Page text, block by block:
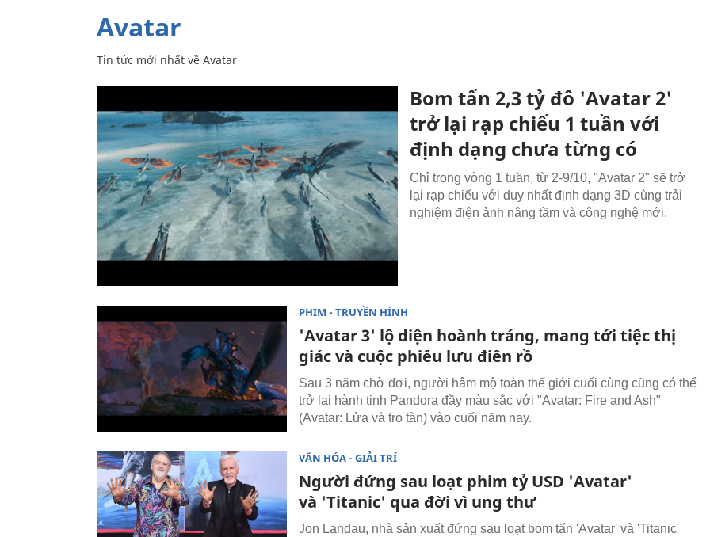
Avatar
Tin tức mới nhất về Avatar
Bom tấn 2,3 tỷ đô 'Avatar 2'
trở lại rạp chiếu 1 tuần với
định dạng chưa từng có
Chỉ trong vòng 1 tuần, từ 2-9/10, "Avatar 2" sẽ trở
lại rạp chiếu với duy nhất định dạng 3D cùng trải
nghiệm điện ảnh nâng tầm và công nghệ mới.
PHIM - TRUYỀN HÌNH
'Avatar 3' lộ diện hoành tráng, mang tới tiệc thị
giác và cuộc phiêu lưu điên rồ
Sau 3 năm chờ đợi, người hâm mộ toàn thế giới cuối cùng cũng có thể
trở lại hành tinh Pandora đầy màu sắc với "Avatar: Fire and Ash"
(Avatar: Lửa và tro tàn) vào cuối năm nay.
VĂN HÓA - GIẢI TRÍ
Người đứng sau loạt phim tỷ USD 'Avatar'
và 'Titanic' qua đời vì ung thư
Jon Landau, nhà sản xuất đứng sau loạt bom tấn 'Avatar' và 'Titanic'